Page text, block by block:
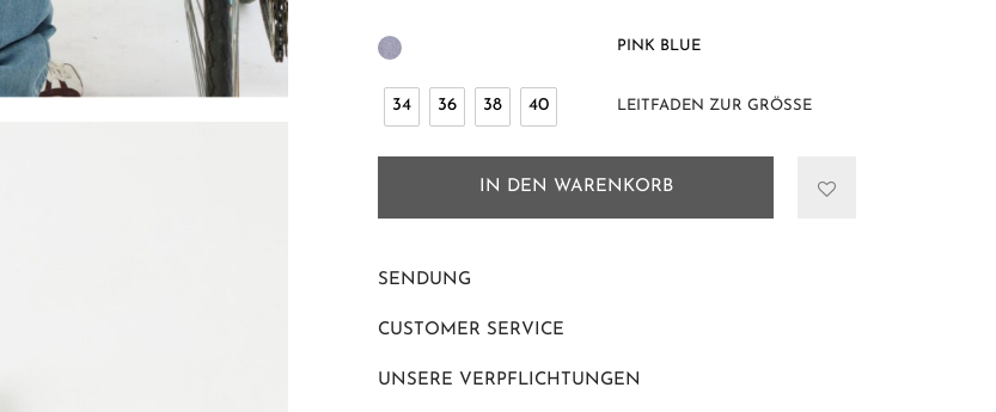
PINK BLUE
34 36 38 40 LEITFADEN ZUR GRÖSSE
IN DEN WARENKORB
SENDUNG
CUSTOMER SERVICE
UNSERE VERPFLICHTUNGEN